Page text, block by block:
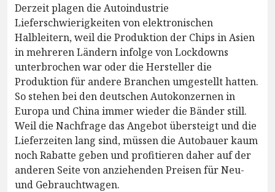
Derzeit plagen die Autoindustrie
Lieferschwierigkeiten von elektronischen
Halbleitern, weil die Produktion der Chips in Asien
in mehreren Ländern infolge von Lockdowns
unterbrochen war oder die Hersteller die
Produktion für andere Branchen umgestellt hatten.
So stehen bei den deutschen Autokonzernen in
Europa und China immer wieder die Bänder still.
Weil die Nachfrage das Angebot übersteigt und die
Lieferzeiten lang sind, müssen die Autobauer kaum
noch Rabatte geben und profitieren daher auf der
anderen Seite von anziehenden Preisen für Neu-
und Gebrauchtwagen.